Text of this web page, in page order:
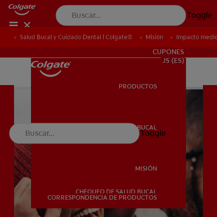
Toggle
SALUD BUCAL
MISIÓN
PARA PROFESIONALES
CUPONES
US (ES)
PRODUCTOS
SALUD BUCAL
MISIÓN
CHEQUEO DE SALUD BUCAL
CORRESPONDENCIA DE PRODUCTOS
Toggle
Salud Bucal y Cuidado Dental | Colgate® Misión Impacto
Salud Bucal y Cuidado Dental | Colgate® Misión Impacto